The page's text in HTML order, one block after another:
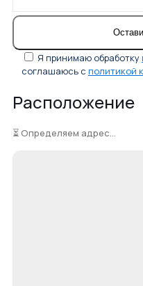
Я принимаю обработку
соглашаюсь с политикой
Расположение
⏳ Определяем адрес...